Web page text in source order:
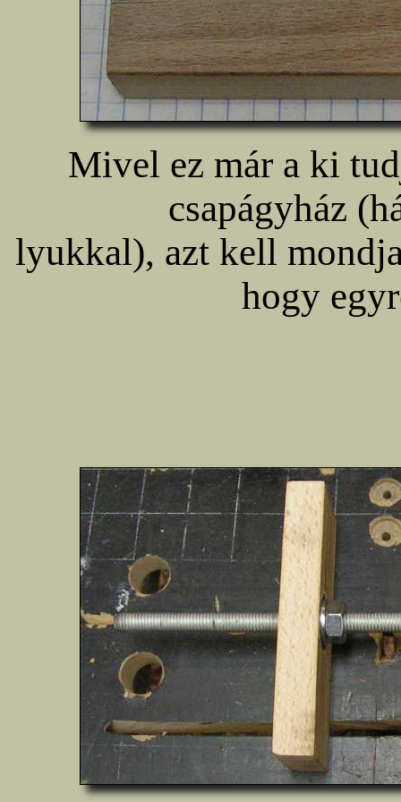
Mivel ez már a ki
csapágyház
lyukkal), azt kell
hogy